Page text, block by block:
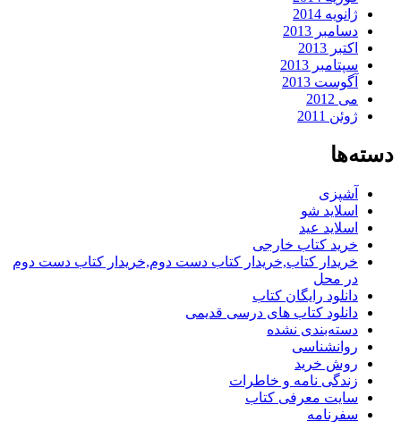
ژانویه 2014
دسامبر 2013
اکتبر 2013
سپتامبر 2013
آگوست 2013
می 2012
ژوئن 2011
دسته‌ها
آشپزی
اسلاید شو
اسلاید عید
خرید کتاب خارجی
خریدار کتاب,خریدار کتاب دست دوم,خریدار کتاب دست دوم
در محل
دانلود رایگان کتاب
دانلود کتاب های درسی قدیمی
دسته‌بندی نشده
روانشناسی
روش خرید
زندگی نامه و خاطرات
سایت معرفی کتاب
سفرنامه